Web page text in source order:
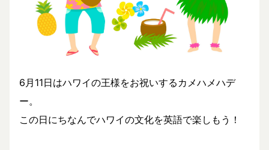
6月11日はハワイの王様をお祝いするカメハメハデ
ー。
この日にちなんでハワイの文化を英語で楽しもう！